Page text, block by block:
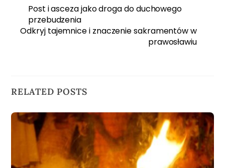
Post i asceza jako droga do duchowego
przebudzenia
Odkryj tajemnice i znaczenie sakramentów w
prawosławiu
RELATED POSTS